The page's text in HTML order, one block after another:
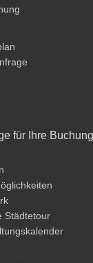
für Ihre
Städtetour